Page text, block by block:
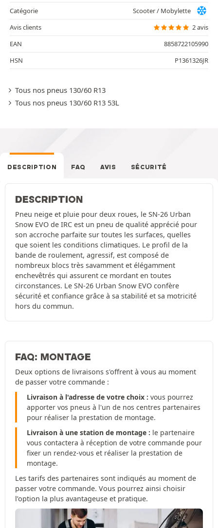
Catégorie
Scooter / Mobylette
Avis clients
2 avis
EAN
8858722105990
HSN
P1361326JR
Tous nos pneus 130/60 R13
Tous nos pneus 130/60 R13 53L
DESCRIPTION FAQ AVIS SÉCURITÉ
DESCRIPTION
Pneu neige et pluie pour deux roues, le SN-26 Urban
Snow EVO de IRC est un pneu de qualité apprécié pour
son accroche parfaite sur toutes les surfaces, quelles
que soient les conditions climatiques. Le profil de la
bande de roulement, agressif, est composé de
nombreux blocs très savamment et élégamment
enchevêtrés qui assurent ce mordant en toutes
circonstances. Le SN-26 Urban Snow EVO confère
sécurité et confiance grâce à sa stabilité et sa motricité
hors du commun.
FAQ: MONTAGE
Deux options de livraisons s'offrent à vous au moment
de passer votre commande :
Livraison à l'adresse de votre choix : vous pourrez
apporter vos pneus à l'un de nos centres partenaires
pour réaliser la prestation de montage.
Livraison à une station de montage : le partenaire
vous contactera à réception de votre commande pour
fixer un rendez-vous et réaliser la prestation de
montage.
Les tarifs des partenaires sont indiqués au moment de
passer votre commande. Vous pourrez ainsi choisir
l’option la plus avantageuse et pratique.